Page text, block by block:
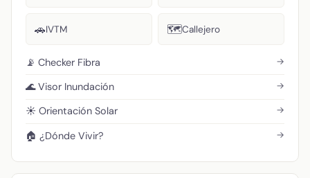
🚗IVTM 🗺️Callejero
📡 Checker Fibra →
🌊 Visor Inundación →
☀️ Orientación Solar →
🏠 ¿Dónde Vivir? →